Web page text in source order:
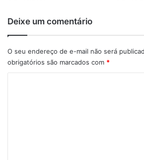
Deixe um comentário
O seu endereço de e-mail não será
obrigatórios são marcados com *